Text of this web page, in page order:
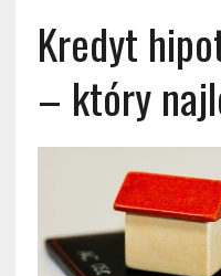
Kredyt
– który